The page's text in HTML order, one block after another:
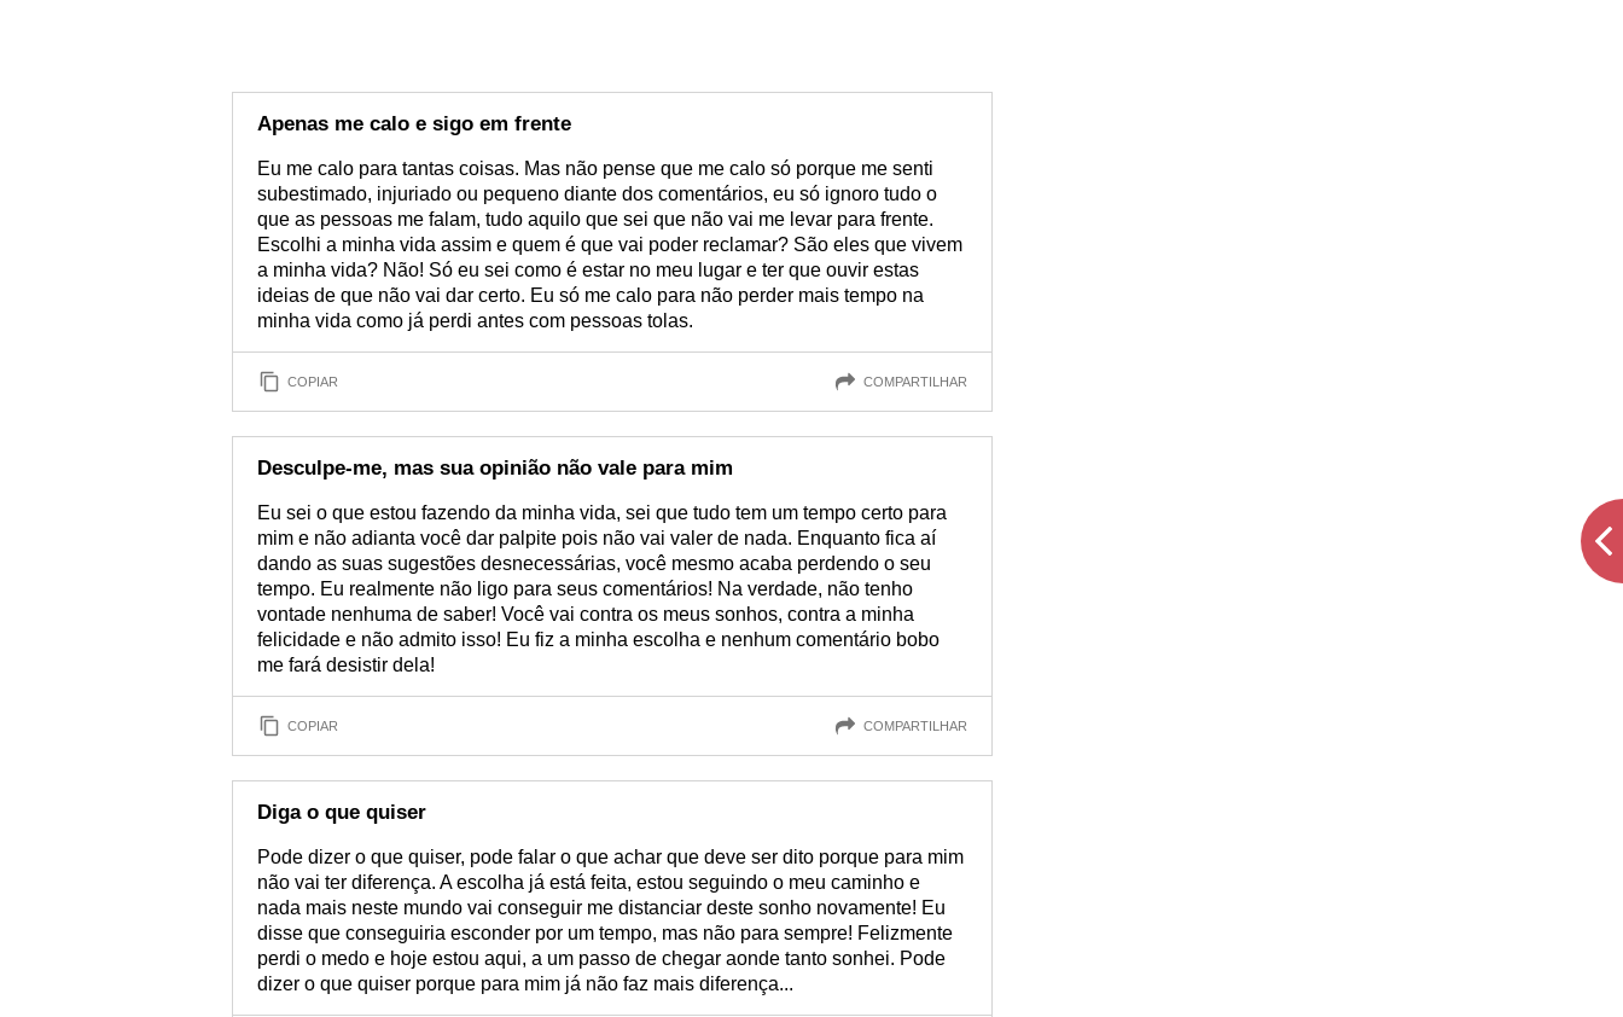
Apenas me calo e sigo em frente
Eu me calo para tantas coisas. Mas não pense que me calo só porque me senti
subestimado, injuriado ou pequeno diante dos comentários, eu só ignoro tudo o
que as pessoas me falam, tudo aquilo que sei que não vai me levar para frente.
Escolhi a minha vida assim e quem é que vai poder reclamar? São eles que vivem
a minha vida? Não! Só eu sei como é estar no meu lugar e ter que ouvir estas
ideias de que não vai dar certo. Eu só me calo para não perder mais tempo na
minha vida como já perdi antes com pessoas tolas.
COPIAR COMPARTILHAR
Desculpe-me, mas sua opinião não vale para mim
Eu sei o que estou fazendo da minha vida, sei que tudo tem um tempo certo para
mim e não adianta você dar palpite pois não vai valer de nada. Enquanto fica aí
dando as suas sugestões desnecessárias, você mesmo acaba perdendo o seu
tempo. Eu realmente não ligo para seus comentários! Na verdade, não tenho
vontade nenhuma de saber! Você vai contra os meus sonhos, contra a minha
felicidade e não admito isso! Eu fiz a minha escolha e nenhum comentário bobo
me fará desistir dela!
COPIAR COMPARTILHAR
Diga o que quiser
Pode dizer o que quiser, pode falar o que achar que deve ser dito porque para mim
não vai ter diferença. A escolha já está feita, estou seguindo o meu caminho e
nada mais neste mundo vai conseguir me distanciar deste sonho novamente! Eu
disse que conseguiria esconder por um tempo, mas não para sempre! Felizmente
perdi o medo e hoje estou aqui, a um passo de chegar aonde tanto sonhei. Pode
dizer o que quiser porque para mim já não faz mais diferença...